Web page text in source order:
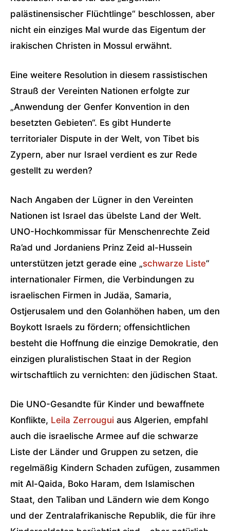
palästinensischer Flüchtlinge“ beschlossen, aber
nicht ein einziges Mal wurde das Eigentum der
irakischen Christen in Mossul erwähnt.
Eine weitere Resolution in diesem rassistischen
Strauß der Vereinten Nationen erfolgte zur
„Anwendung der Genfer Konvention in den
besetzten Gebieten“. Es gibt Hunderte
territorialer Dispute in der Welt, von Tibet bis
Zypern, aber nur Israel verdient es zur Rede
gestellt zu werden?
Nach Angaben der Lügner in den Vereinten
Nationen ist Israel das übelste Land der Welt.
UNO-Hochkommissar für Menschenrechte Zeid
Ra’ad und Jordaniens Prinz Zeid al-Hussein
unterstützen jetzt gerade eine „schwarze Liste“
internationaler Firmen, die Verbindungen zu
israelischen Firmen in Judäa, Samaria,
Ostjerusalem und den Golanhöhen haben, um den
Boykott Israels zu fördern; offensichtlichen
besteht die Hoffnung die einzige Demokratie, den
einzigen pluralistischen Staat in der Region
wirtschaftlich zu vernichten: den jüdischen Staat.
Die UNO-Gesandte für Kinder und bewaffnete
Konflikte, Leila Zerrougui aus Algerien, empfahl
auch die israelische Armee auf die schwarze
Liste der Länder und Gruppen zu setzen, die
regelmäßig Kindern Schaden zufügen, zusammen
mit Al-Qaida, Boko Haram, dem Islamischen
Staat, den Taliban und Ländern wie dem Kongo
und der Zentralafrikanische Republik, die für ihre